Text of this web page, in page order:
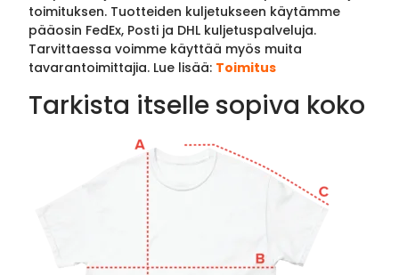
toimituksen. Tuotteiden kuljetukseen käytämme
pääosin FedEx, Posti ja DHL kuljetuspalveluja.
Tarvittaessa voimme käyttää myös muita
tavarantoimittajia. Lue lisää: Toimitus
Tarkista itselle sopiva koko